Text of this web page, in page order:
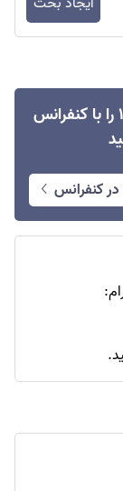
برای مصاحبه دکتری ۱۴۰۱ را با کنفرانس
کنفرانس